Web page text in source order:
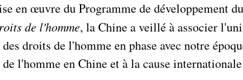
en œuvre du Programme de développement
de l'homme, la Chine a veillé à associer
droits de l'homme en phase avec notre
l'homme en Chine et à la cause